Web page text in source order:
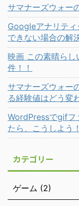
サマナーズウォー
Googleアナリテ
できない場合の解
映画 この素晴らし
件！！
サマナーズウォー
る経験値はどう変
WordPressでgifフ
たら、こうしよう！
カテゴリー
ゲーム (2)